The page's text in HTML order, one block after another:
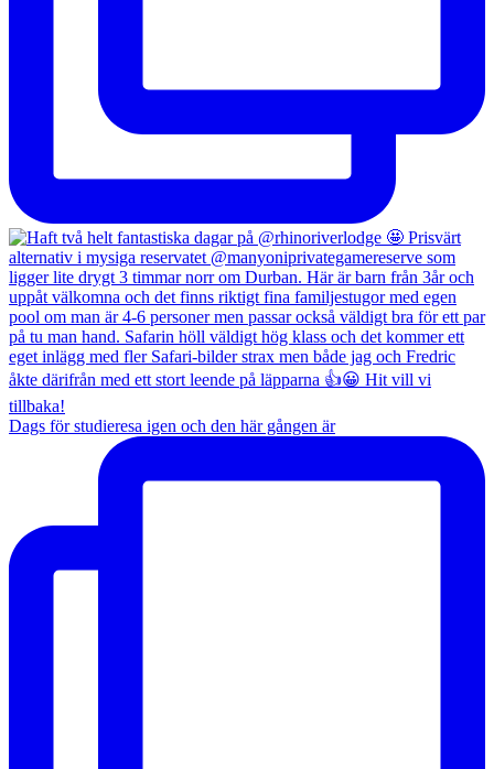
Dags för studieresa igen och den här gången är